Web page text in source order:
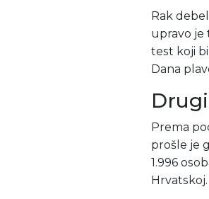
Rak
upravo je
test koji
Dana
Prema
prošle je
1.996
Hrvatskoj.